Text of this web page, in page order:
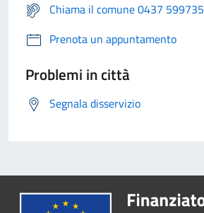
Chiama il comune 0437 599735
Prenota un appuntamento
Problemi in città
Segnala disservizio